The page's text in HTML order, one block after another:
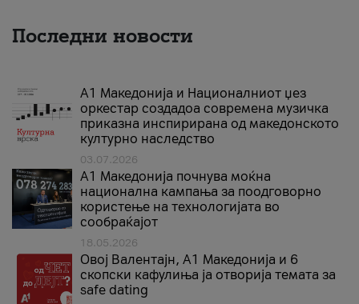
Последни новости
А1 Македонија и Националниот џез
оркестар создадоа современа музичка
приказна инспирирана од македонското
културно наследство
03.07.2026
A1 Македонија почнува моќна
национална кампања за поодговорно
користење на технологијата во
сообраќајот
18.05.2026
Овој Валентајн, A1 Македонија и 6
скопски кафулиња ја отворија темата за
safe dating